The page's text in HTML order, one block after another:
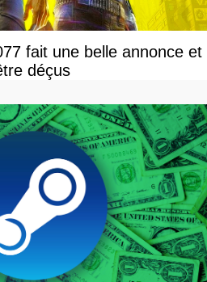
fait une belle annonce et
déçus